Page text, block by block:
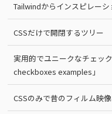
Tailwindからインスピレー
CSSだけで開閉するツリー
実用的でユニークなチェッ
checkboxes examples」
CSSのみで昔のフィルム映